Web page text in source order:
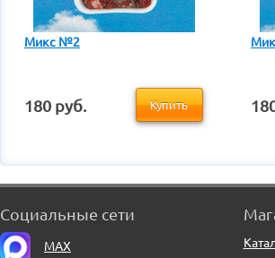
Микс №2
180 руб. Купить
Социальные сети
MAX